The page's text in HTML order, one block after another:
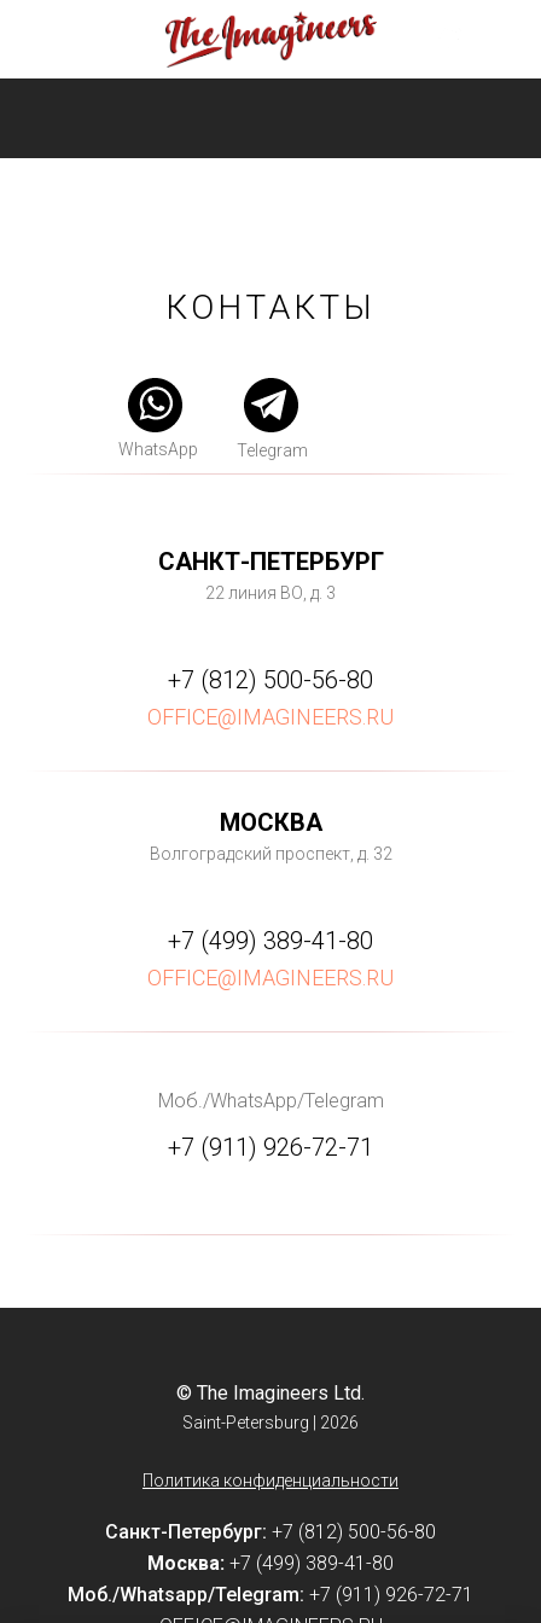
КОНТАКТЫ
WhatsApp Telegram
САНКТ-ПЕТЕРБУРГ
22 линия ВО, д. 3
+7 (812) 500-56-80
OFFICE@IMAGINEERS.RU
МОСКВА
Волгоградский проспект, д. 32
+7 (499) 389-41-80
OFFICE@IMAGINEERS.RU
Моб./WhatsApp/Telegram
+7 (911) 926-72-71
© The Imagineers Ltd.
Saint-Petersburg | 2026
Политика конфиденциальности
Санкт-Петербург: +7 (812) 500-56-80
Москва: +7 (499) 389-41-80
Моб./Whatsapp/Telegram: +7 (911) 926-72-71